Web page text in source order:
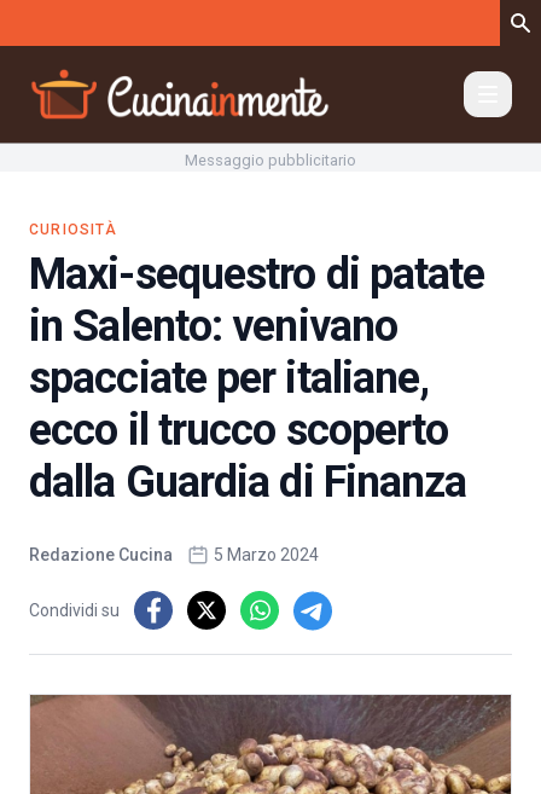
Messaggio pubblicitario
CURIOSITÀ
Maxi-sequestro di patate
in Salento: venivano
spacciate per italiane,
ecco il trucco scoperto
dalla Guardia di Finanza
Redazione Cucina 5 Marzo 2024
Condividi su